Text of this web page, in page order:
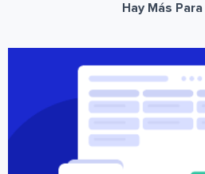
Hay Más